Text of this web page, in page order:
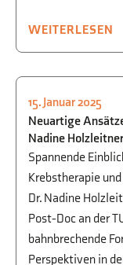
WEITERLESEN
CHEMIE,
15. Januar 2025
Neuartige
Nadine Holzleitner
Spannende
Krebstherapie
Dr. Nadine
Post-Doc an der
bahnbrechende
Perspektiven in